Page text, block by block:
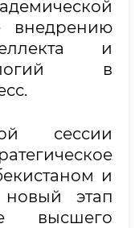
внедрению
и
в
сессии
и
этап
высшего